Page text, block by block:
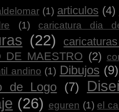
(1) articulos (4)
(1) caricatura dia
(22)
DE MAESTRO (2)
andino (1) Dibujos (9)
de Logo (7)
(26) eguren (1) el